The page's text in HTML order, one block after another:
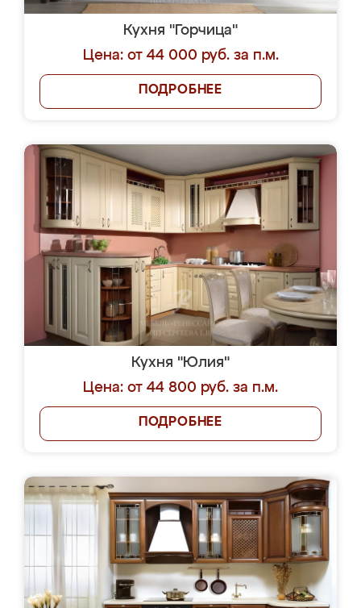
Кухня "Горчица"
Цена: от 44 000 руб. за п.м.
ПОДРОБНЕЕ
Кухня "Юлия"
Цена: от 44 800 руб. за п.м.
ПОДРОБНЕЕ